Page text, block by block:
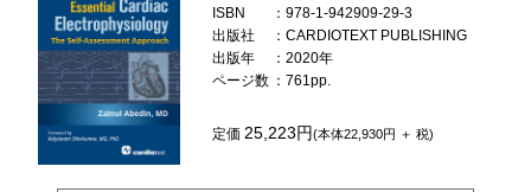
ISBN
：978-1-942909-29-3
出版社
：CARDIOTEXT PUBLISHING
出版年
：2020年
ページ数 ：761pp.
定価 25,223円(本体22,930円 ＋ 税)